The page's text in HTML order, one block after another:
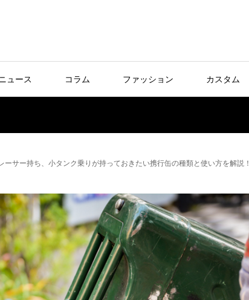
ュース コラム ファッション カスタム
ーサー持ち、小タンク乗りが持っておきたい携行缶の種類と使い方を解説！